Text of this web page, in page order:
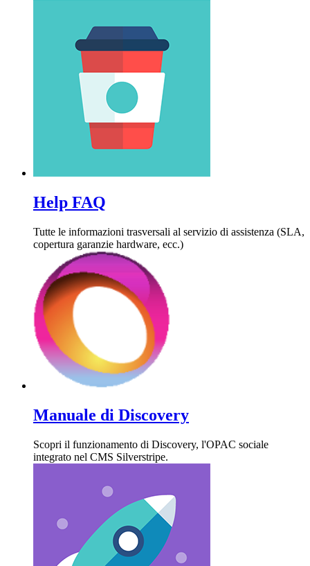
Help FAQ
Tutte le informazioni trasversali al servizio di assistenza (SLA,
copertura garanzie hardware, ecc.)
Manuale di Discovery
Scopri il funzionamento di Discovery, l'OPAC sociale
integrato nel CMS Silverstripe.